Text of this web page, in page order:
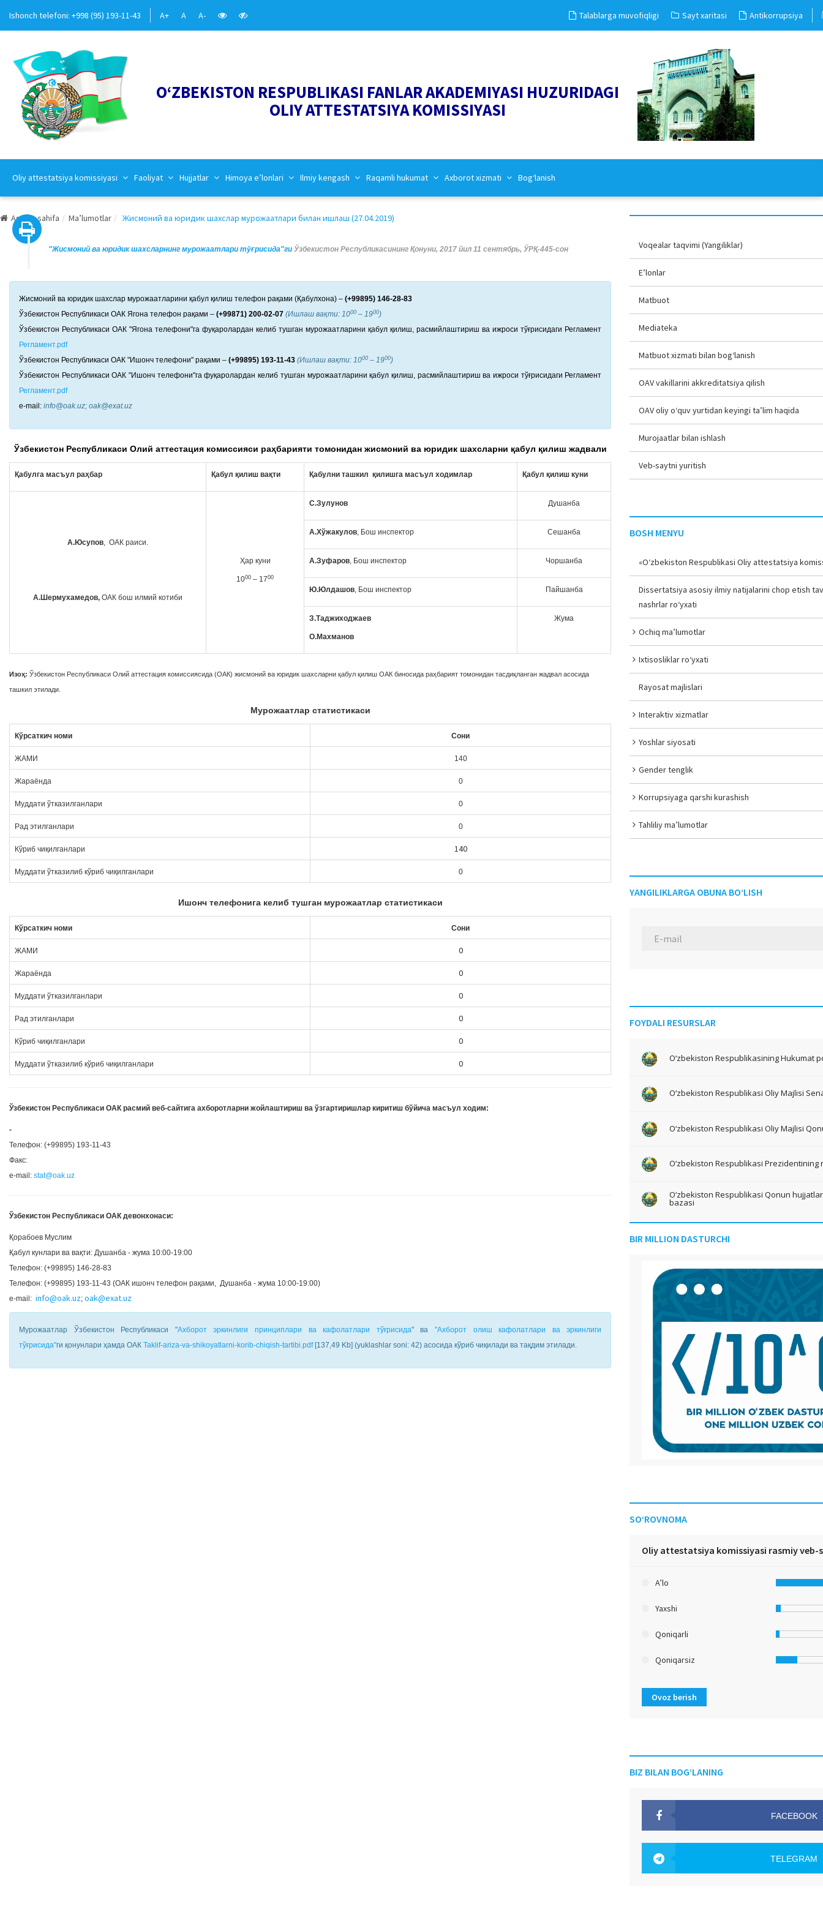
Ishonch telefoni: +998 (95) 193-11-43 A+ A A- Talablarga muvofiqligi Sayt xaritasi Antikorrupsiya
O‘ZBEKISTON RESPUBLIKASI FANLAR AKADEMIYASI HUZURIDAGI
OLIY ATTESTATSIYA KOMISSIYASI
Oliy attestatsiya komissiyasi Faoliyat Hujjatlar Himoya e’lonlari Ilmiy kengash Raqamli hukumat Axborot xizmati Bog‘lanish
Asosiy sahifa Ma’lumotlar Жисмоний ва юридик шахслар мурожаатлари билан ишлаш (27.04.2019)
"Жисмоний ва юридик шахсларнинг мурожаатлари тўғрисида"ги Ўзбекистон Республикасининг Қонуни, 2017 йил 11 сентябрь, ЎРҚ-445-сон
Жисмоний ва юридик шахслар мурожаатларини қабул қилиш телефон рақами (Қабулхона) – (+99895) 146-28-83
Ўзбекистон Республикаси ОАК Ягона телефон рақами – (+99871) 200-02-07 (Ишлаш вақти: 1000 – 1900)
Ўзбекистон Республикаси ОАК "Ягона телефони"га фуқаролардан келиб тушган мурожаатларини қабул қилиш, расмийлаштириш ва ижроси тўғрисидаги Регламент
Регламент.pdf
Ўзбекистон Республикаси ОАК "Ишонч телефони" рақами – (+99895) 193-11-43 (Ишлаш вақти: 1000 – 1900)
Ўзбекистон Республикаси ОАК "Ишонч телефони"га фуқаролардан келиб тушган мурожаатларини қабул қилиш, расмийлаштириш ва ижроси тўғрисидаги Регламент
Регламент.pdf
e-mail: info@oak.uz; oak@exat.uz
Ўзбекистон Республикаси Олий аттестация комиссияси раҳбарияти томонидан жисмоний ва юридик шахсларни қабул қилиш жадвали
Қабулга масъул раҳбар Қабул қилиш вақти Қабулни ташкил қилишга масъул ходимлар Қабул қилиш куни
А.Юсупов, ОАК раиси.
А.Шермухамедов, ОАК бош илмий котиби
Ҳар куни
1000 – 1700
С.Зулунов Душанба
А.Хўжакулов, Бош инспектор Сешанба
А.Зуфаров, Бош инспектор Чоршанба
Ю.Юлдашов, Бош инспектор Пайшанба
З.Таджиходжаев
О.Махманов
Жума
Изоҳ: Ўзбекистон Республикаси Олий аттестация комиссиясида (ОАК) жисмоний ва юридик шахсларни қабул қилиш ОАК биносида раҳбарият томонидан тасдиқланган жадвал асосида
ташкил этилади.
Мурожаатлар статистикаси
Кўрсаткич номи Сони
ЖАМИ 140
Жараёнда 0
Муддати ўтказилганлари 0
Рад этилганлари 0
Кўриб чиқилганлари 140
Муддати ўтказилиб кўриб чиқилганлари 0
Ишонч телефонига келиб тушган мурожаатлар статистикаси
Кўрсаткич номи Сони
ЖАМИ 0
Жараёнда 0
Муддати ўтказилганлари 0
Рад этилганлари 0
Кўриб чиқилганлари 0
Муддати ўтказилиб кўриб чиқилганлари 0
Ўзбекистон Республикаси ОАК расмий веб-сайтига ахборотларни жойлаштириш ва ўзгартиришлар киритиш бўйича масъул ходим:
-
Телефон: (+99895) 193-11-43
Факс:
e-mail: stat@oak.uz
Ўзбекистон Республикаси ОАК девонхонаси:
Қорабоев Муслим
Қабул кунлари ва вақти: Душанба - жума 10:00-19:00
Телефон: (+99895) 146-28-83
Телефон: (+99895) 193-11-43 (ОАК ишонч телефон рақами, Душанба - жума 10:00-19:00)
e-mail: info@oak.uz; oak@exat.uz
Мурожаатлар Ўзбекистон Республикаси "Ахборот эркинлиги принциплари ва кафолатлари тўғрисида" ва "Ахборот олиш кафолатлари ва эркинлиги
тўғрисида"ги қонунлари ҳамда ОАК Taklif-ariza-va-shikoyatlarni-korib-chiqish-tartibi.pdf[137,49 Kb] (yuklashlar soni: 42) асосида кўриб чиқилади ва тақдим этилади.
Voqealar taqvimi (Yangiliklar)
E’lonlar
Matbuot
Mediateka
Matbuot xizmati bilan bog‘lanish
OAV vakillarini akkreditatsiya qilish
OAV oliy o‘quv yurtidan keyingi ta’lim haqida
Murojaatlar bilan ishlash
Veb-saytni yuritish
BOSH MENYU
«O‘zbekiston Respublikasi Oliy attestatsiya
Dissertatsiya asosiy ilmiy natijalarini chop etish
nashrlar ro‘yxati
Ochiq ma’lumotlar
Ixtisosliklar ro‘yxati
Rayosat majlislari
Interaktiv xizmatlar
Yoshlar siyosati
Gender tenglik
Korrupsiyaga qarshi kurashish
Tahliliy ma’lumotlar
YANGILIKLARGA OBUNA BO‘LISH
FOYDALI RESURSLAR
O‘zbekiston Respublikasining Hukumat
O‘zbekiston Respublikasi Oliy Majlisi
O‘zbekiston Respublikasi Oliy Majlisi
O‘zbekiston Respublikasi Prezidentining
O‘zbekiston Respublikasi Qonun
bazasi
BIR MILLION DASTURCHI
SO‘ROVNOMA
Oliy attestatsiya komissiyasi rasmiy
A’lo
Yaxshi
Qoniqarli
Qoniqarsiz
Ovoz berish
BIZ BILAN BOG‘LANING
FACEBOOK
TELEGRAM